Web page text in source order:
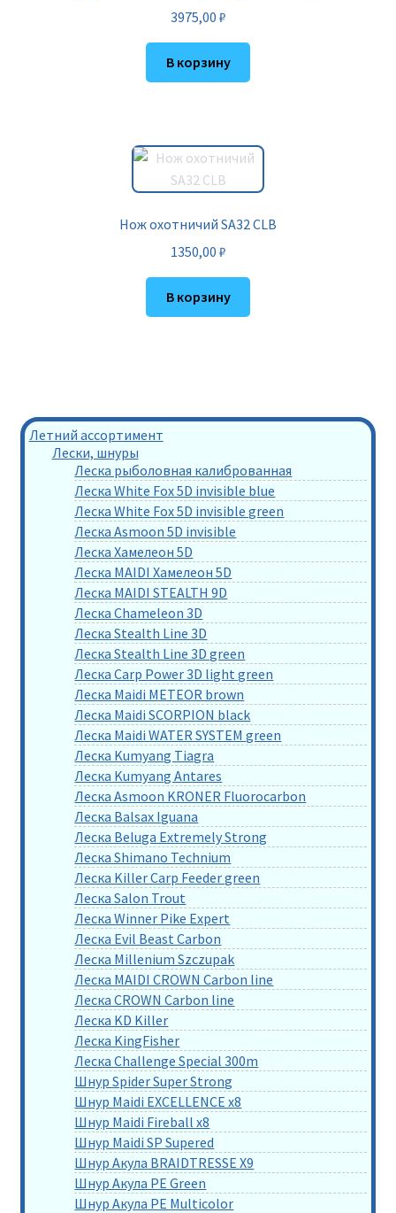
3975,00 ₽
В корзину
Нож охотничий SA32 CLB
1350,00 ₽
В корзину
Летний ассортимент
Лески, шнуры
Леска рыболовная калиброванная
Леска White Fox 5D invisible blue
Леска White Fox 5D invisible green
Леска Asmoon 5D invisible
Леска Хамелеон 5D
Леска MAIDI Хамелеон 5D
Леска MAIDI STEALTH 9D
Леска Chameleon 3D
Леска Stealth Line 3D
Леска Stealth Line 3D green
Леска Carp Power 3D light green
Леска Maidi METEOR brown
Леска Maidi SCORPION black
Леска Maidi WATER SYSTEM green
Леска Kumyang Tiagra
Леска Kumyang Antares
Леска Asmoon KRONER Fluorocarbon
Леска Balsax Iguana
Леска Beluga Extremely Strong
Леска Shimano Technium
Леска Killer Carp Feeder green
Леска Salon Trout
Леска Winner Pike Expert
Леска Evil Beast Carbon
Леска Millenium Szczupak
Леска MAIDI CROWN Carbon line
Леска CROWN Carbon line
Леска KD Killer
Леска KingFisher
Леска Challenge Special 300m
Шнур Spider Super Strong
Шнур Maidi EXCELLENCE x8
Шнур Maidi Fireball x8
Шнур Maidi SP Supered
Шнур Акула BRAIDTRESSE X9
Шнур Акула PE Green
Шнур Акула PE Multicolor